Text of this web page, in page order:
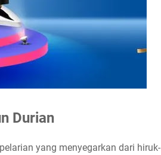
Durian
yang menyegarkan dari hiruk-